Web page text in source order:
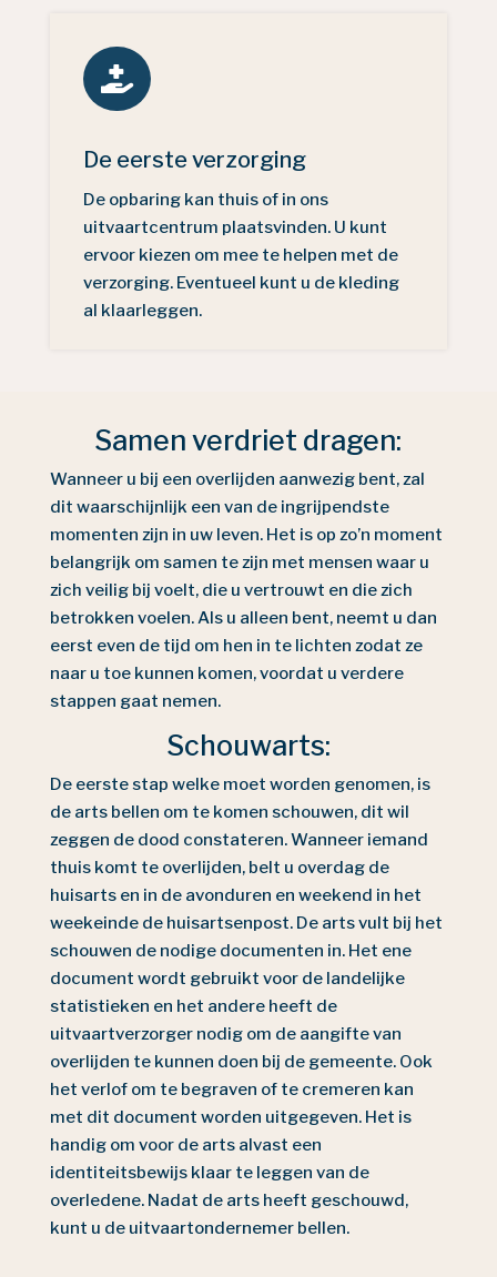

De eerste verzorging
De opbaring kan thuis of in ons
uitvaartcentrum plaatsvinden. U kunt
ervoor kiezen om mee te helpen met de
verzorging. Eventueel kunt u de kleding
al klaarleggen.
Samen verdriet dragen:
Wanneer u bij een overlijden aanwezig bent, zal
dit waarschijnlijk een van de ingrijpendste
momenten zijn in uw leven. Het is op zo’n moment
belangrijk om samen te zijn met mensen waar u
zich veilig bij voelt, die u vertrouwt en die zich
betrokken voelen. Als u alleen bent, neemt u dan
eerst even de tijd om hen in te lichten zodat ze
naar u toe kunnen komen, voordat u verdere
stappen gaat nemen.
Schouwarts:
De eerste stap welke moet worden genomen, is
de arts bellen om te komen schouwen, dit wil
zeggen de dood constateren. Wanneer iemand
thuis komt te overlijden, belt u overdag de
huisarts en in de avonduren en weekend in het
weekeinde de huisartsenpost. De arts vult bij het
schouwen de nodige documenten in. Het ene
document wordt gebruikt voor de landelijke
statistieken en het andere heeft de
uitvaartverzorger nodig om de aangifte van
overlijden te kunnen doen bij de gemeente. Ook
het verlof om te begraven of te cremeren kan
met dit document worden uitgegeven. Het is
handig om voor de arts alvast een
identiteitsbewijs klaar te leggen van de
overledene. Nadat de arts heeft geschouwd,
kunt u de uitvaartondernemer bellen.